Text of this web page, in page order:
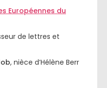
Européennes du
de lettres et
, nièce d’Hélène Berr